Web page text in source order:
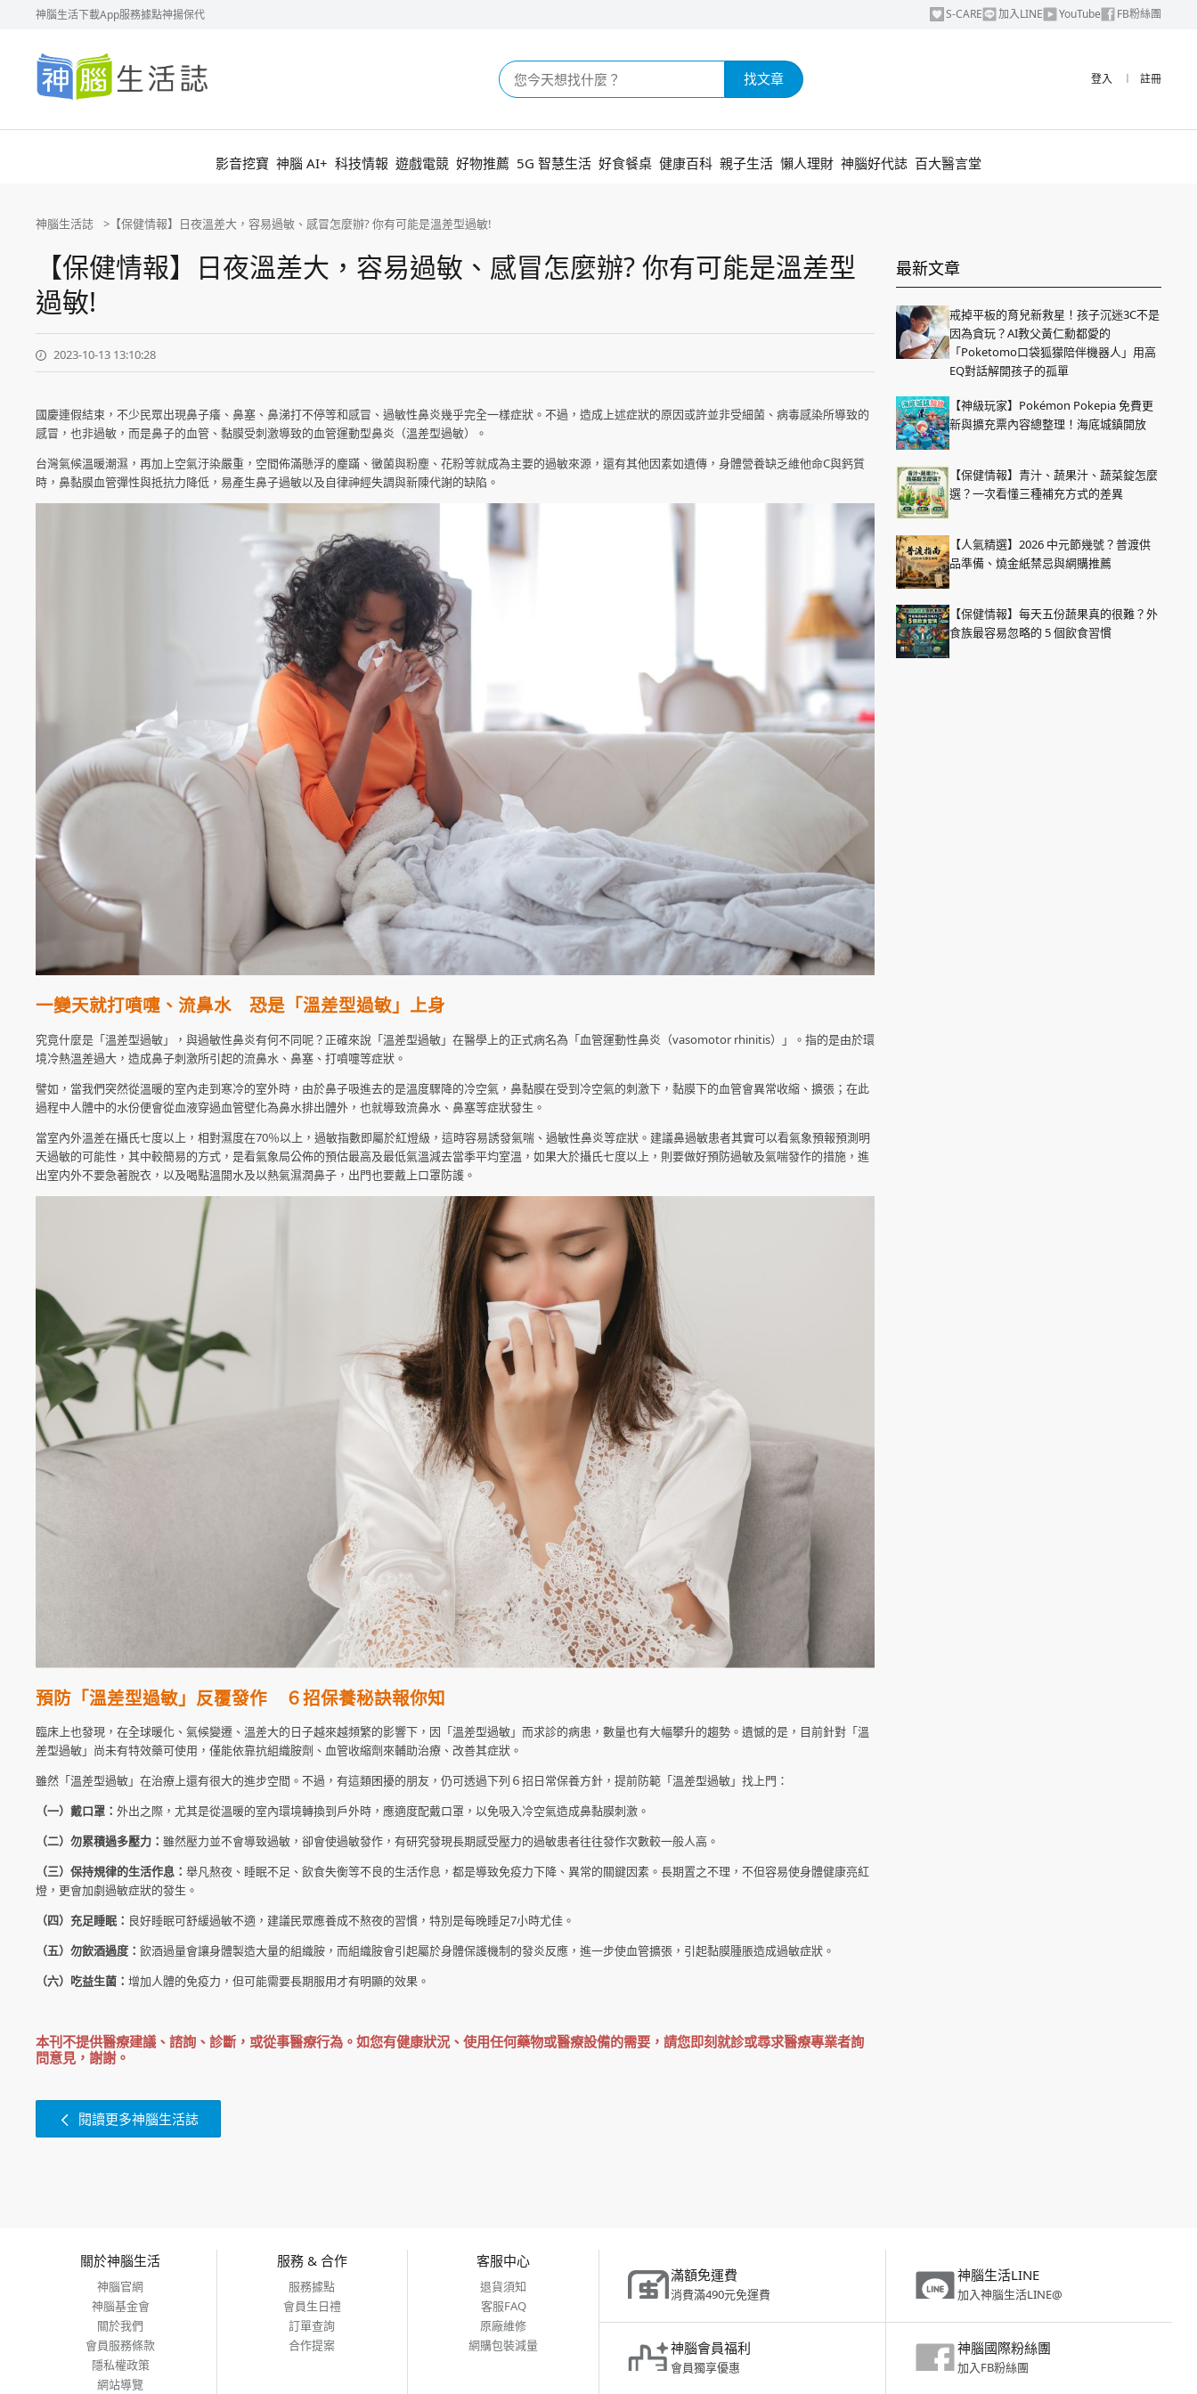
神腦生活下載App服務據點神揚保代 S-CARE 加入LINE YouTube FB粉絲團
神
腦
生
活
登入 ︱ 註冊
找文章
影音挖寶 神腦 AI+ 科技情報 遊戲電競 好物推薦 5G 智慧生活 好食餐桌 健康百科 親子生活 懶人理財 神腦好代誌 百大醫言堂
神腦生活誌 【保健情報】日夜溫差大，容易過敏、感冒怎麼辦? 你有可能是溫差型過敏!
【保健情報】日夜溫差大，容易過敏、感冒怎麼辦? 你有可能是溫差型
過敏!
2023-10-13 13:10:28
國慶連假結束，不少民眾出現鼻子癢、鼻塞、鼻涕打不停等和感冒、過敏性鼻炎幾乎完全一樣症狀。不過，造成上述症狀的原因或許並非受細菌、病毒感染所導致的
感冒，也非過敏，而是鼻子的血管、黏膜受刺激導致的血管運動型鼻炎（溫差型過敏）。
台灣氣候溫暖潮濕，再加上空氣汙染嚴重，空間佈滿懸浮的麈蹣、黴菌與粉塵、花粉等就成為主要的過敏來源，還有其他因素如遺傳，身體營養缺乏維他命C與鈣質
時，鼻黏膜血管彈性與抵抗力降低，易產生鼻子過敏以及自律神經失調與新陳代謝的缺陷。
一變天就打噴嚏、流鼻水 恐是「溫差型過敏」上身
究竟什麼是「溫差型過敏」，與過敏性鼻炎有何不同呢？正確來說「溫差型過敏」在醫學上的正式病名為「血管運動性鼻炎（vasomotor rhinitis）」。指的是由於環
境冷熱溫差過大，造成鼻子刺激所引起的流鼻水、鼻塞、打噴嚏等症狀。
譬如，當我們突然從溫暖的室內走到寒冷的室外時，由於鼻子吸進去的是溫度驟降的冷空氣，鼻黏膜在受到冷空氣的刺激下，黏膜下的血管會異常收縮、擴張；在此
過程中人體中的水份便會從血液穿過血管壁化為鼻水排出體外，也就導致流鼻水、鼻塞等症狀發生。
當室內外溫差在攝氏七度以上，相對濕度在70％以上，過敏指數即屬於紅燈級，這時容易誘發氣喘、過敏性鼻炎等症狀。建議鼻過敏患者其實可以看氣象預報預測明
天過敏的可能性，其中較簡易的方式，是看氣象局公佈的預估最高及最低氣溫減去當季平均室溫，如果大於攝氏七度以上，則要做好預防過敏及氣喘發作的措施，進
出室内外不要急著脫衣，以及喝點溫開水及以熱氣濕潤鼻子，出門也要戴上口罩防護。
預防「溫差型過敏」反覆發作 ６招保養秘訣報你知
臨床上也發現，在全球暖化、氣候變遷、溫差大的日子越來越頻繁的影響下，因「溫差型過敏」而求診的病患，數量也有大幅攀升的趨勢。遺憾的是，目前針對「溫
差型過敏」尚未有特效藥可使用，僅能依靠抗組織胺劑、血管收縮劑來輔助治療、改善其症狀。
雖然「溫差型過敏」在治療上還有很大的進步空間。不過，有這類困擾的朋友，仍可透過下列６招日常保養方針，提前防範「溫差型過敏」找上門：
（一）戴口罩： 外出之際，尤其是從溫暖的室內環境轉換到戶外時，應適度配戴口罩，以免吸入冷空氣造成鼻黏膜刺激。
（二）勿累積過多壓力： 雖然壓力並不會導致過敏，卻會使過敏發作，有研究發現長期感受壓力的過敏患者往往發作次數較一般人高。
（三）保持規律的生活作息： 舉凡熬夜、睡眠不足、飲食失衡等不良的生活作息，都是導致免疫力下降、異常的關鍵因素。長期置之不理，不但容易使身體健康亮紅
燈，更會加劇過敏症狀的發生。
（四）充足睡眠： 良好睡眠可舒緩過敏不適，建議民眾應養成不熬夜的習慣，特別是每晚睡足7小時尤佳。
（五）勿飲酒過度： 飲酒過量會讓身體製造大量的組織胺，而組織胺會引起屬於身體保護機制的發炎反應，進一步使血管擴張，引起黏膜腫脹造成過敏症狀。
（六）吃益生菌： 增加人體的免疫力，但可能需要長期服用才有明顯的效果。
本刊不提供醫療建議、諮詢、診斷，或從事醫療行為。如您有健康狀況、使用任何藥物或醫療設備的需要，請您即刻就診或尋求醫療專業者詢
問意見，謝謝。
閱讀更多神腦生活誌
最新文章
戒掉平板的育兒新救星！孩子沉迷3C不是
因為貪玩？AI教父黃仁勳都愛的
「Poketomo口袋狐獴陪伴機器人」用高
EQ對話解開孩子的孤單
【神級玩家】Pokémon Pokepia 免費更
新與擴充票內容總整理！海底城鎮開放
【保健情報】青汁、蔬果汁、蔬菜錠怎麼
選？一次看懂三種補充方式的差異
【人氣精選】2026 中元節幾號？普渡供
品準備、燒金紙禁忌與網購推薦
【保健情報】每天五份蔬果真的很難？外
食族最容易忽略的 5 個飲食習慣
關於神腦生活
神腦官網
神腦基金會
關於我們
會員服務條款
隱私權政策
網站導覽
服務 & 合作
服務據點
會員生日禮
訂單查詢
合作提案
客服中心
退貨須知
客服FAQ
原廠維修
網購包裝減量
滿額免運費
消費滿490元免運費
神腦生活LINE
加入神腦生活LINE@
神腦會員福利
會員獨享優惠
神腦國際粉絲團
加入FB粉絲團